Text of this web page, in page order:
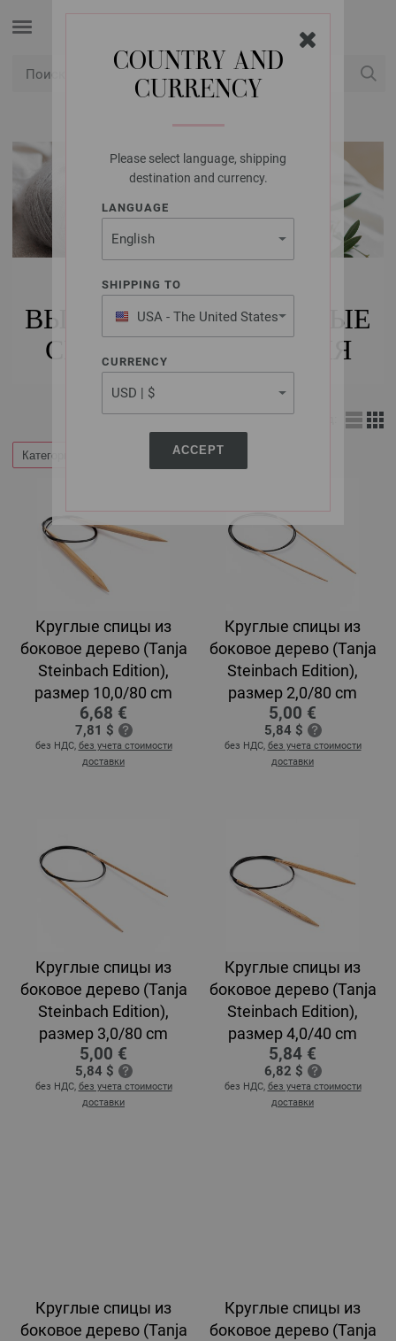
COUNTRY AND
CURRENCY
Please select language, shipping
destination and currency.
LANGUAGE
SHIPPING TO
USA - The United States
of America
CURRENCY
ACCEPT
КУПИТЬ
ВЫСОКОКАЧЕСТВЕННЫЕ
СПИЦЫ ДЛЯ ВЯЗАНИЯ
Категории
Круглые спицы из
боковое дерево (Tanja
Steinbach Edition),
размер 10,0/80 cm
6,68 €
7,81 $
без НДС, без учета стоимости
доставки
Круглые спицы из
боковое дерево (Tanja
Steinbach Edition),
размер 2,0/80 cm
5,00 €
5,84 $
без НДС, без учета стоимости
доставки
Круглые спицы из
боковое дерево (Tanja
Steinbach Edition),
размер 3,0/80 cm
5,00 €
5,84 $
без НДС, без учета стоимости
доставки
Круглые спицы из
боковое дерево (Tanja
Steinbach Edition),
размер 4,0/40 cm
5,84 €
6,82 $
без НДС, без учета стоимости
доставки
Круглые спицы из
боковое дерево (Tanja
Круглые спицы из
боковое дерево (Tanja